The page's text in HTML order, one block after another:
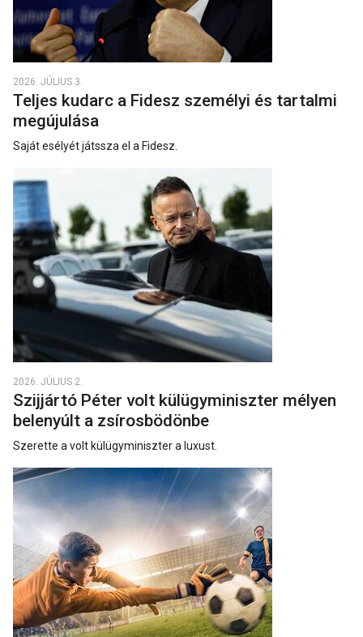
2026. JÚLIUS 3.
Teljes kudarc a Fidesz személyi és tartalmi
megújulása
Saját esélyét játssza el a Fidesz.
2026. JÚLIUS 2.
Szijjártó Péter volt külügyminiszter mélyen
belenyúlt a zsírosbödönbe
Szerette a volt külügyminiszter a luxust.